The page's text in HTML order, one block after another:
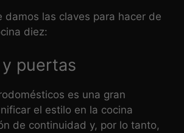
damos las claves para hacer de
diez:
puertas
es una gran
el estilo en la cocina
de continuidad y, por lo tanto,